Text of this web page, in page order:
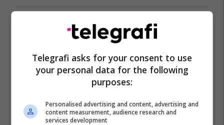
produkte të reja për çdo shije
dhe gatim
Maturant, puno nga shtëpia!
Programim
Cacttus Education
Telegrafi asks for your consent to use
your personal data for the following
purposes:
Personalised advertising and content, advertising and
content measurement, audience research and
services development